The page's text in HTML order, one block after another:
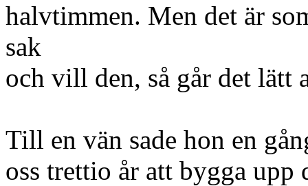
halvtimmen. Men det är
sak
och vill den, så går det lätt
Till en vän sade hon en
oss trettio år att bygga upp